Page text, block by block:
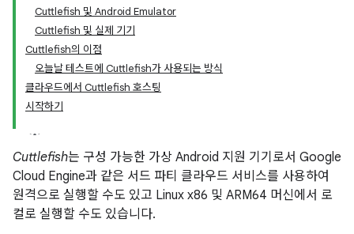
Cuttlefish 및 Android Emulator
Cuttlefish 및 실제 기기
Cuttlefish의 이점
오늘날 테스트에 Cuttlefish가 사용되는 방식
클라우드에서 Cuttlefish 호스팅
시작하기
Cuttlefish는 구성 가능한 가상 Android 지원 기기로서 Google
Cloud Engine과 같은 서드 파티 클라우드 서비스를 사용하여
원격으로 실행할 수도 있고 Linux x86 및 ARM64 머신에서 로
컬로 실행할 수도 있습니다.